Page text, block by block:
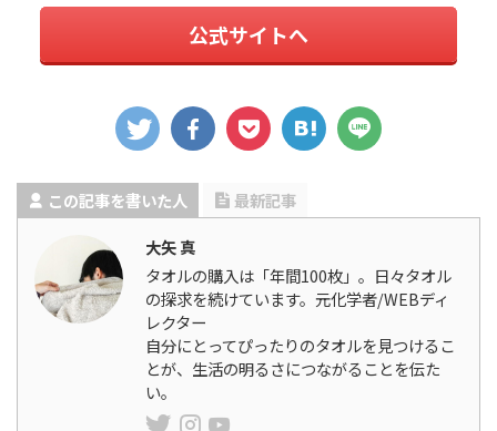
公式サイトへ
この記事を書いた人
最新記事
大矢 真
タオルの購入は「年間100枚」。日々タオル
の探求を続けています。元化学者/WEBディ
レクター
自分にとってぴったりのタオルを見つけるこ
とが、生活の明るさにつながることを伝た
い。